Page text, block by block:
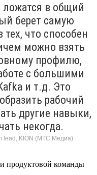
ложатся в общий
берет самую
что способен
можно взять
профилю,
с большими
и т.д. Это
рабочий
другие навыки,
некогда.
lead, KION (МТС Медиа)
продуктовой команды